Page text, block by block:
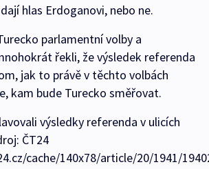
hlas Erdoganovi, nebo ne.
parlamentní volby a
řekli, že výsledek referenda
jak to právě v těchto volbách
kam bude Turecko směřovat.
výsledky referenda v ulicích
ČT24
cache/140x78/article/20/1941/